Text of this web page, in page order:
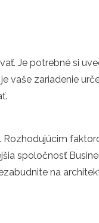
Je potrebné si
vaše zariadenie
spoločnosť
na